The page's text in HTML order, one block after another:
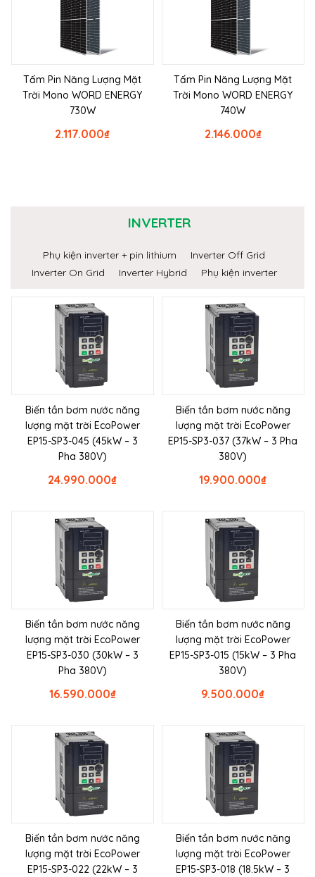
Tấm Pin Năng Lượng Mặt
Trời Mono WORD ENERGY
730W
₫
2.117.000
Tấm Pin Năng Lượng Mặt
Trời Mono WORD ENERGY
740W
₫
2.146.000
INVERTER
Phụ kiện inverter + pin lithium
Inverter Off Grid
Inverter On Grid
Inverter Hybrid Phụ kiện inverter
Biến tần bơm nước năng
lượng mặt trời EcoPower
EP15-SP3-045 (45kW – 3
Pha 380V)
₫
24.990.000
Biến tần bơm nước năng
lượng mặt trời EcoPower
EP15-SP3-037 (37kW – 3 Pha
380V)
₫
19.900.000
Biến tần bơm nước năng
lượng mặt trời EcoPower
EP15-SP3-030 (30kW – 3
Pha 380V)
₫
16.590.000
Biến tần bơm nước năng
lượng mặt trời EcoPower
EP15-SP3-015 (15kW – 3 Pha
380V)
₫
9.500.000
Biến tần bơm nước năng
lượng mặt trời EcoPower
EP15-SP3-022 (22kW – 3
Biến tần bơm nước năng
lượng mặt trời EcoPower
EP15-SP3-018 (18.5kW – 3